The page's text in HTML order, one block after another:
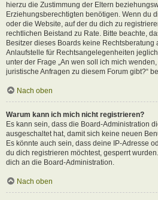
hierzu die Zustimmung der Eltern
Erziehungsberechtigten benötigen. Wenn du
oder die Website, auf der du dich zu
rechtlichen Beistand zu Rate. Bitte beachte,
Besitzer dieses Boards keine Rechtsberatung
Anlaufstelle für Rechtsangelegenheiten
unter der Frage „An wen soll ich mich
juristische Anfragen zu diesem Forum gibt?“
Nach oben
Warum kann ich mich nicht registrieren?
Es kann sein, dass die Board-Administration
ausgeschaltet hat, damit sich keine neuen
Es könnte auch sein, dass deine IP-Adresse
du dich registrieren möchtest, gesperrt
dich an die Board-Administration.
Nach oben